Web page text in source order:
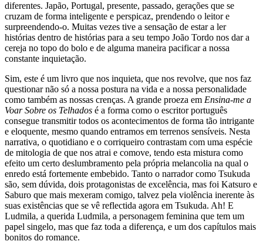
diferentes. Japão, Portugal, presente, passado, gerações que se
cruzam de forma inteligente e perspicaz, prendendo o leitor e
surpreendendo-o. Muitas vezes tive a sensação de estar a ler
histórias dentro de histórias para a seu tempo João Tordo nos dar a
cereja no topo do bolo e de alguma maneira pacificar a nossa
constante inquietação.
Sim, este é um livro que nos inquieta, que nos revolve, que nos faz
questionar não só a nossa postura na vida e a nossa personalidade
como também as nossas crenças. A grande proeza em Ensina-me a
Voar Sobre os Telhados é a forma como o escritor português
consegue transmitir todos os acontecimentos de forma tão intrigante
e eloquente, mesmo quando entramos em terrenos sensíveis. Nesta
narrativa, o quotidiano e o corriqueiro contrastam com uma espécie
de mitologia de que nos atrai e comove, tendo esta mistura como
efeito um certo deslumbramento pela própria melancolia na qual o
enredo está fortemente embebido. Tanto o narrador como Tsukuda
são, sem dúvida, dois protagonistas de excelência, mas foi Katsuro e
Saburo que mais mexeram comigo, talvez pela violência inerente às
suas existências que se vê reflectida agora em Tsukuda. Ah! E
Ludmila, a querida Ludmila, a personagem feminina que tem um
papel singelo, mas que faz toda a diferença, e um dos capítulos mais
bonitos do romance.